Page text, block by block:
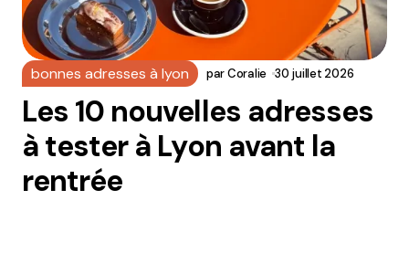
bonnes adresses à lyon parCoralie 30 juillet 2026
Les 10 nouvelles adresses
à tester à Lyon avant la
rentrée